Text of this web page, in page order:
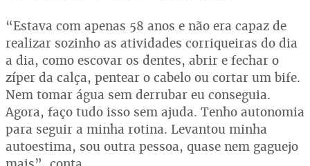
“Estava com apenas 58 anos e não era capaz de
realizar sozinho as atividades corriqueiras do dia
a dia, como escovar os dentes, abrir e fechar o
zíper da calça, pentear o cabelo ou cortar um bife.
Nem tomar água sem derrubar eu conseguia.
Agora, faço tudo isso sem ajuda. Tenho autonomia
para seguir a minha rotina. Levantou minha
autoestima, sou outra pessoa, quase nem gaguejo